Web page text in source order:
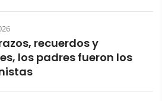
recuerdos y
los padres fueron los